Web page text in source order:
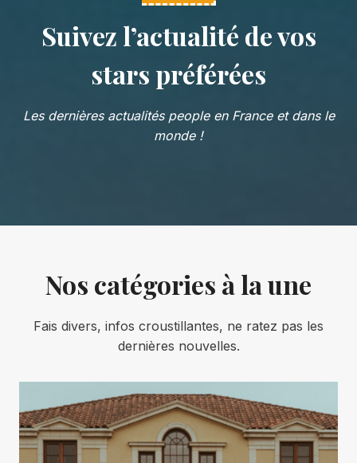
Suivez l’actualité de vos
stars préférées
Les dernières actualités people en France et dans le
monde !
Nos catégories à la une
Fais divers, infos croustillantes, ne ratez pas les
dernières nouvelles.